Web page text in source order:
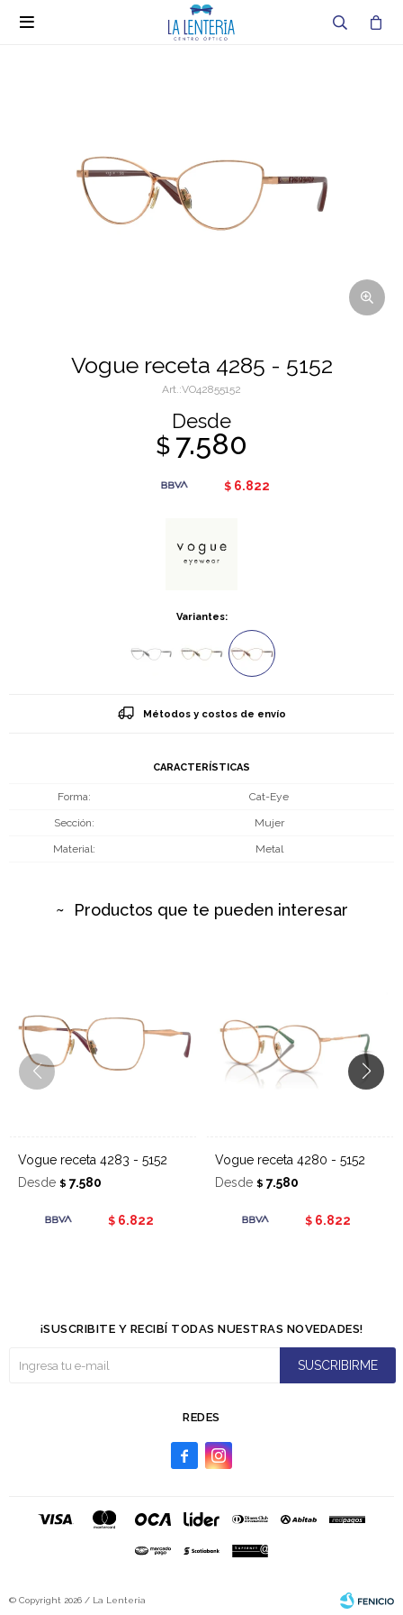

Vogue receta 4285 - 5152
VO42855152
Desde
$ 7.580
$ 6.822
Variantes:
Métodos y costos de envío
CARACTERÍSTICAS
Forma Cat-Eye
Sección Mujer
Material Metal
Productos que te pueden interesar
Vogue receta 4283 - 5152
Desde $ 7.580
$ 6.822
Vogue receta 4280 - 5152
Desde $ 7.580
$ 6.822
REDES
 
¡SUSCRIBITE Y RECIBÍ TODAS NUESTRAS NOVEDADES!
SUSCRIBIRME
© Copyright 2026 / La Lenteria